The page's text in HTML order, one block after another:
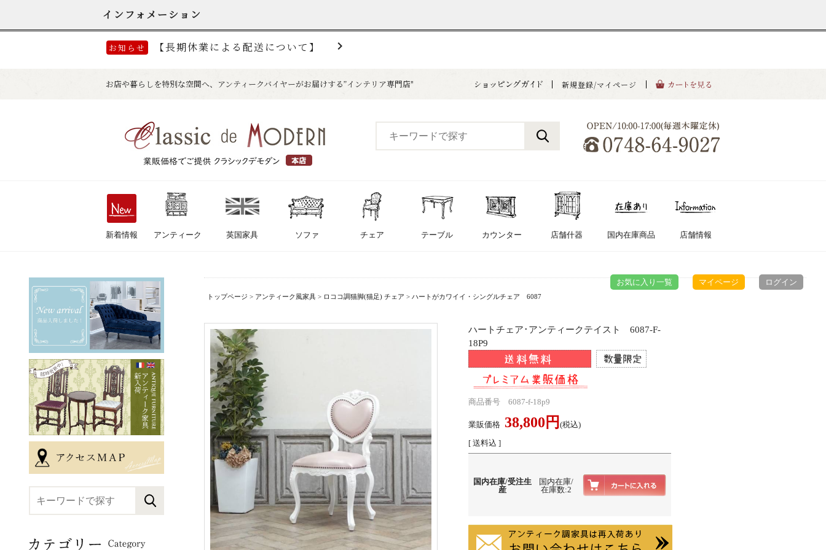
お気に入り一覧 マイページ ログイン
トップページ > アンティーク風家具 > ロココ調猫脚(猫足) チェア > ハートがカワイイ・シングルチェア 6087
ハートチェア･アンティークテイスト 6087-F-
18P9
商品番号 6087-f-18p9
業販価格 38,800円 (税込)
[ 送料込 ]
国内在庫/受注生
産
国内在庫/
在庫数:2